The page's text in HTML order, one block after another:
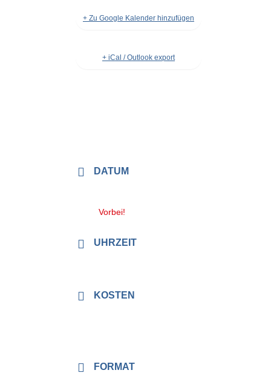
+ Zu Google Kalender hinzufügen
+ iCal / Outlook export
DATUM
Vorbei!
UHRZEIT
KOSTEN
FORMAT